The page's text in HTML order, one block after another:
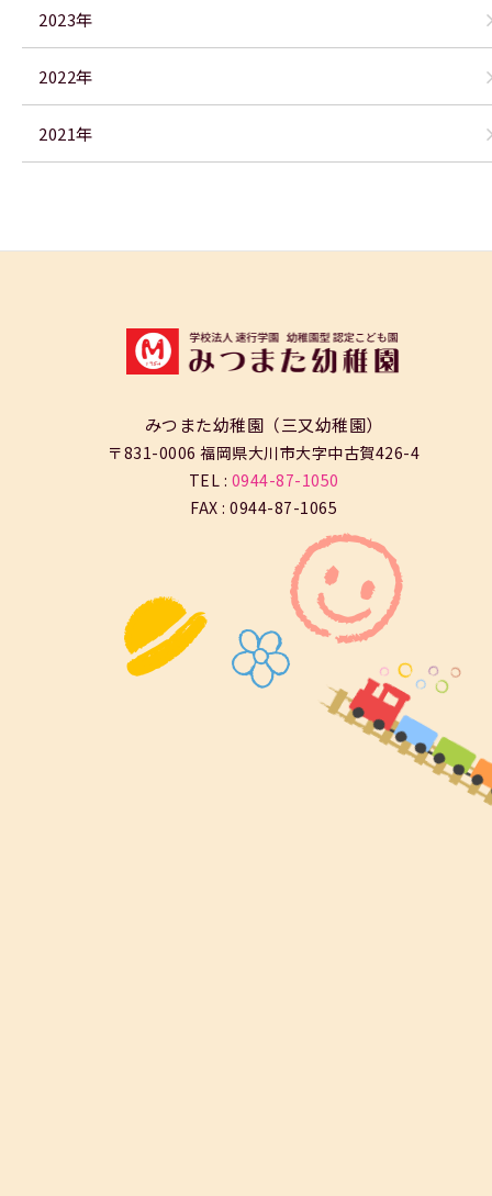
2023年
2022年
2021年
みつまた幼稚園（三又幼稚園）
〒831-0006 福岡県大川市大字中古賀426-4
TEL : 0944-87-1050
FAX : 0944-87-1065